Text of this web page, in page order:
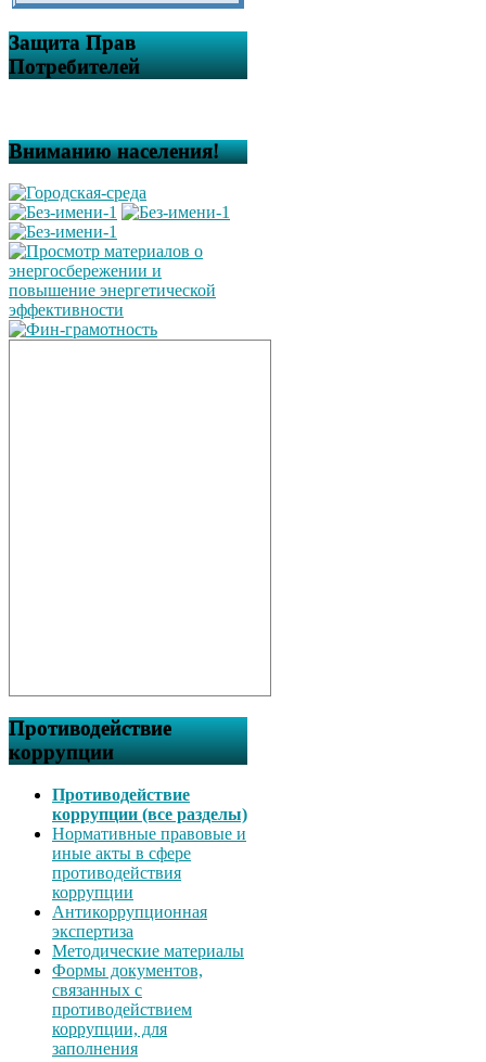
Защита Прав
Потребителей
Вниманию населения!
Противодействие
коррупции
Противодействие
коррупции (все разделы)
Нормативные правовые и
иные акты в сфере
противодействия
коррупции
Антикоррупционная
экспертиза
Методические материалы
Формы документов,
связанных с
противодействием
коррупции, для
заполнения